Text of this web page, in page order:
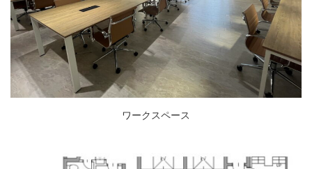
ワークスペース